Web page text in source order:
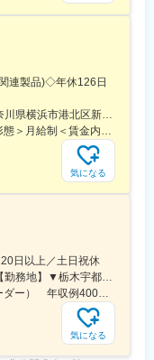
社の都合で挑戦できな
は専任のキャリアアドバ
内に働きかける事で希
ジニアの遣り甲斐を大
チェンジを支援する制
しいキャリアを形成
げる事が可能です。
連製品)◇年休126日
＜勤務地詳細1＞横浜第一工場住所：神奈川県横浜市港北区新吉田東8-44-23 受動喫煙対策：屋内全面禁煙＜勤務地詳細2＞横浜第二工場住所：神奈川県横浜市港北区新羽町864-1 受動喫煙対策：屋内全面禁煙＜勤務地詳細3＞横浜第三工場住所：神奈川県横浜市港北区新羽町954 受動喫煙対策：屋内全面禁煙変更の範囲：会社の定める事業所
＜予定年収＞300万円～500万円＜賃金形態＞月給制＜賃金内訳＞月額（基本給）：240,000円～380,000円＜月給＞240,000円～380,000円＜昇給有無＞有＜残業手当＞有＜給与補足＞※経験・スキルを考慮し決定します。※決算賞与あり賃金はあくまでも目安の金額であり、選考を通じて上下する可能性があります。月給(月額)は固定手当を含めた表記です。
気になる
日以上／土日祝休
【転勤なし／希望考慮】※屋内原則禁煙【勤務地】▼栃木宇都宮市／小山市／足利市／佐野市／鹿沼市／真岡市▼埼玉久喜市／鴻巣市▼神奈川横浜市／鎌倉市／逗子市▼岐阜各務原市／可児市▼長野伊那市／上伊那郡／松本市／塩尻市▼富山富山市／射水市▼静岡御殿場市／富士市／沼津市▼愛知名古屋市／豊田市／高浜市／岡崎市／安城市／刈谷市／春日市／小牧市／大府市▼滋賀湖南市／草津市／彦根市／東近江市▼京都京都市▼兵庫尼崎市／西宮市／伊丹市／宝塚市／神戸市／加古川市／明石市／小野市／三木市／西脇市／高砂市／姫路市／たつの市／赤穂市／加西市▼大阪大阪狭山市／東大阪市▼島根出雲市／雲南市／松江市／安来市▼鳥取鳥取市／倉吉市▼岡山岡山市／倉敷市／総社市／浅口市／玉野市／赤磐市▼広島広島市／東広島市／三原市／安芸郡／呉市▼香川三豊市／高松市／坂出市／木田郡▼愛媛新居浜市／今治市／西条市▼山口下関市／宇部市／山陽小野田市／光市▼福岡北九州市／中間市／久留米市／宗像市／飯塚市／筑紫野市▼佐賀佐賀市／神埼市
年収例558万円（30歳／入社5年目／リーダー） 年収例400万円（33歳／入社3年目／前職：飲食店勤務）
気になる